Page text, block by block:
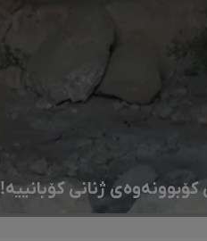
ژنانی کۆبانییە!